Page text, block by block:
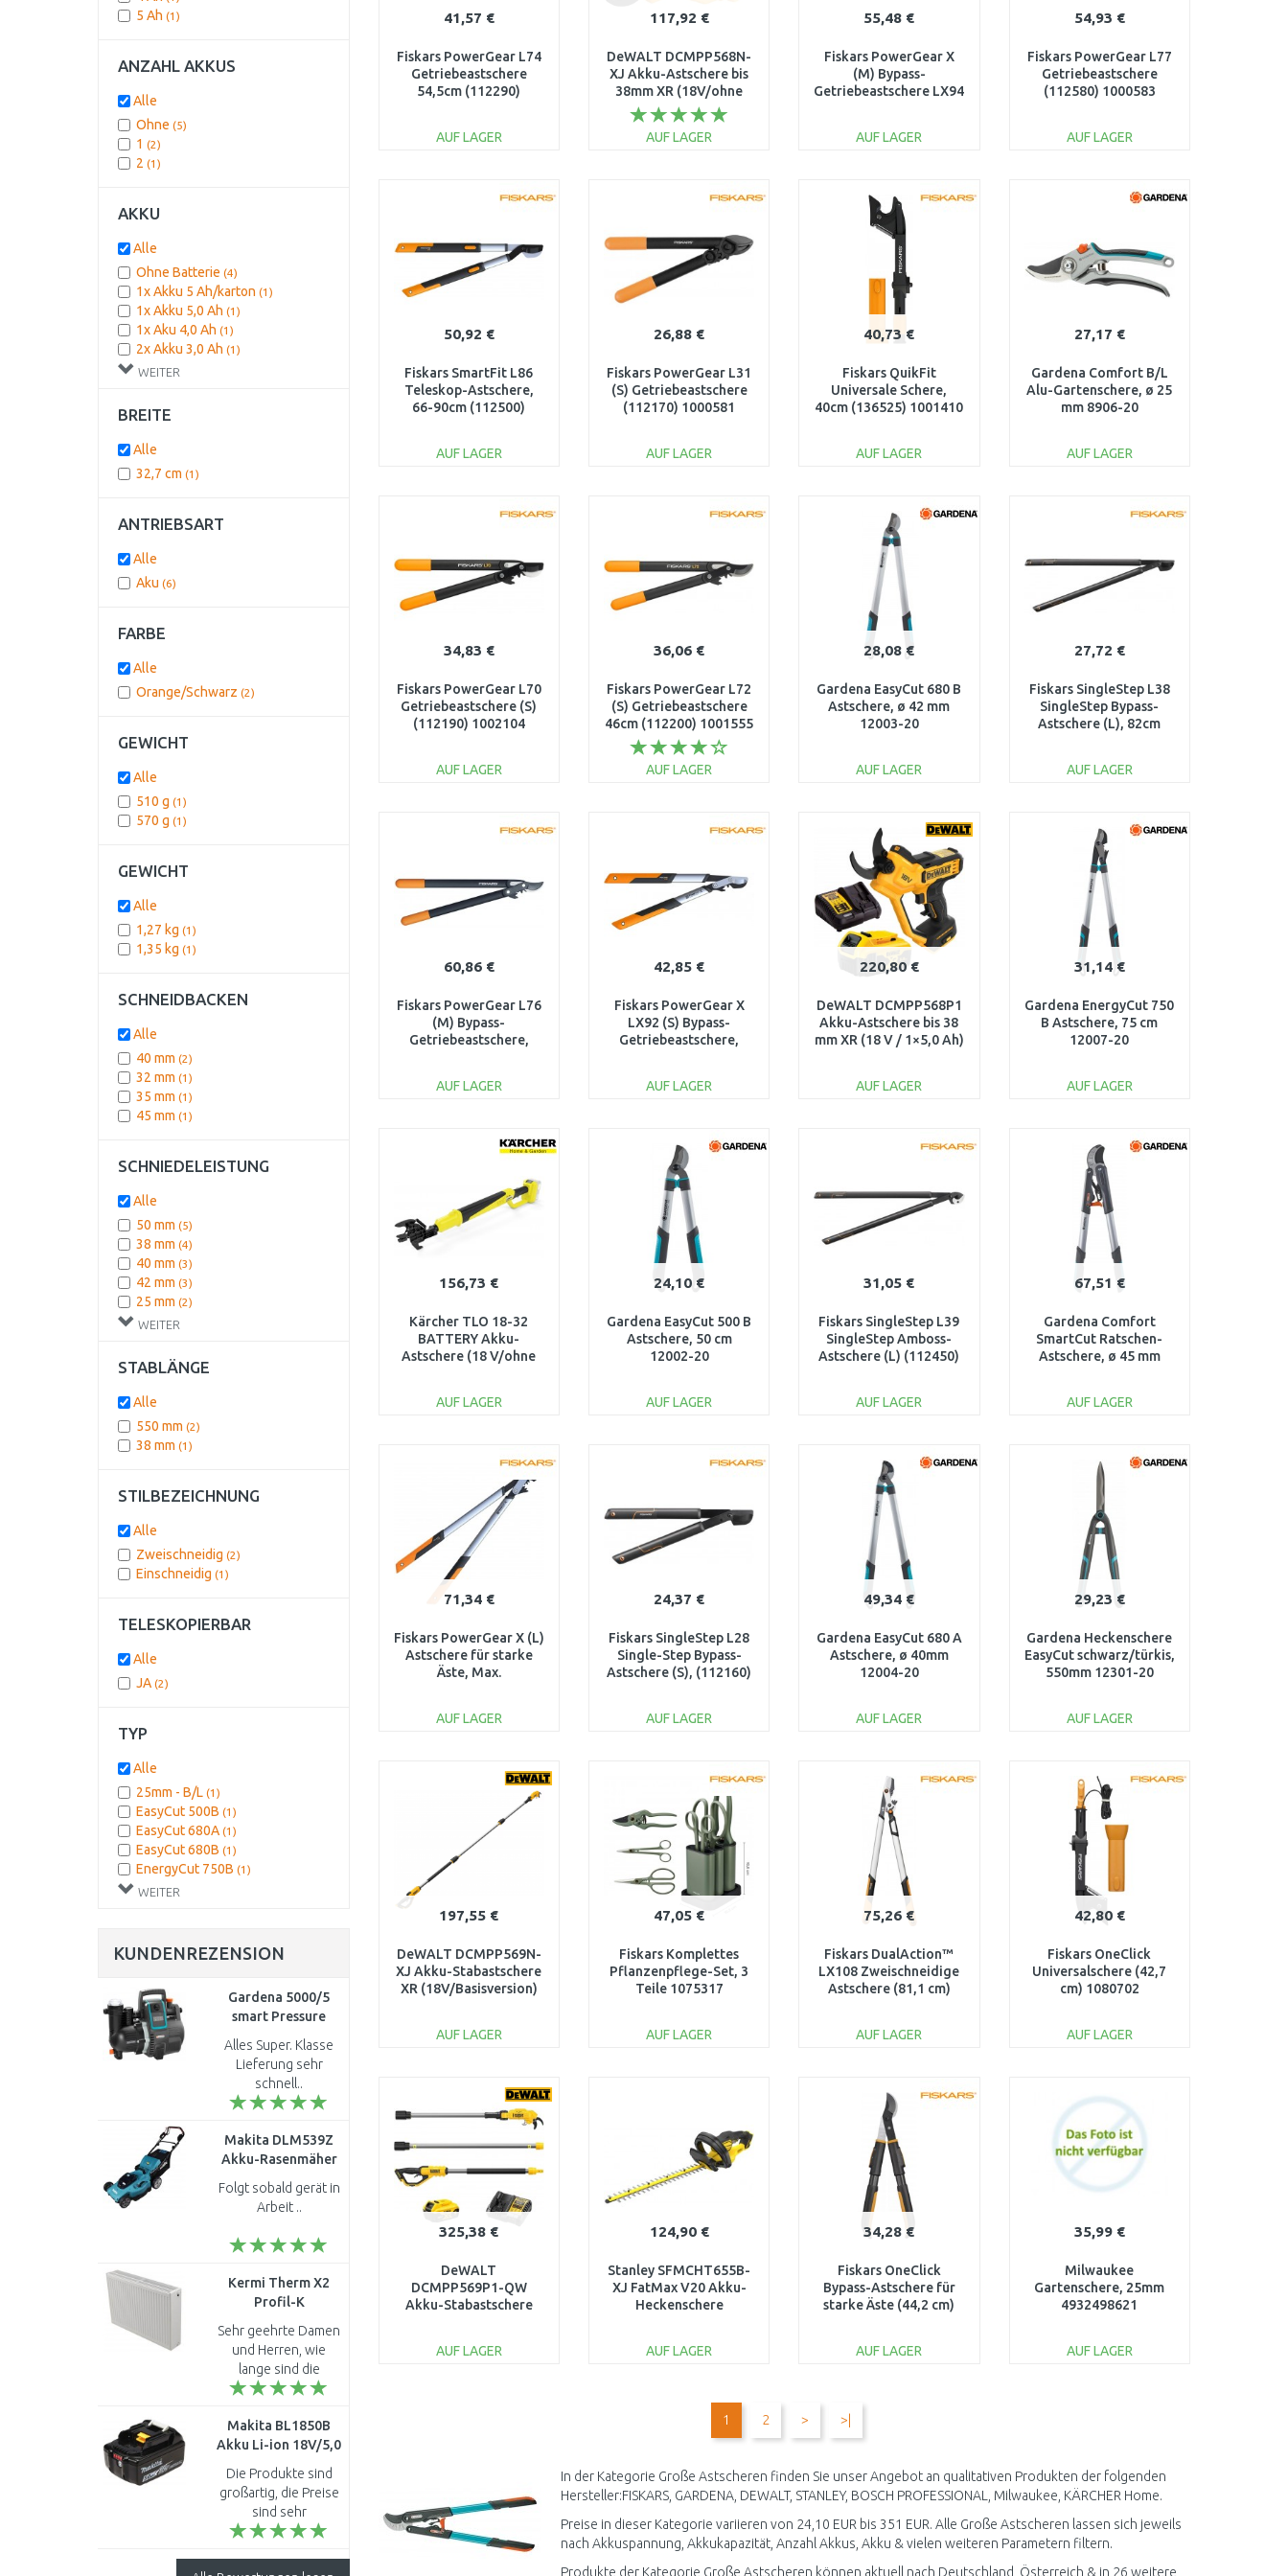
41,57 €
Fiskars PowerGear L74
Getriebeastschere
54,5cm (112290)
AUF LAGER
117,92 €
DeWALT DCMPP568N-
XJ Akku-Astschere bis
38mm XR (18V/ohne
Akku)
AUF LAGER
55,48 €
Fiskars PowerGear X
(M) Bypass-
Getriebeastschere LX94
AUF LAGER
Vergleichen
54,93 €
Fiskars PowerGear L77
Getriebeastschere
(112580) 1000583
AUF LAGER
50,92 €
Fiskars SmartFit L86
Teleskop-Astschere,
66-90cm (112500)
AUF LAGER
26,88 €
Fiskars PowerGear L31
(S) Getriebeastschere
(112170) 1000581
AUF LAGER
40,73 €
Fiskars QuikFit
Universale Schere,
40cm (136525) 1001410
AUF LAGER
Vergleichen
27,17 €
Gardena Comfort B/L
Alu-Gartenschere, ø 25
mm 8906-20
AUF LAGER
34,83 €
Fiskars PowerGear L70
Getriebeastschere (S)
(112190) 1002104
AUF LAGER
36,06 €
Fiskars PowerGear L72
(S) Getriebeastschere
46cm (112200) 1001555
AUF LAGER
28,08 €
Gardena EasyCut 680 B
Astschere, ø 42 mm
12003-20
AUF LAGER
Vergleichen
27,72 €
Fiskars SingleStep L38
SingleStep Bypass-
Astschere (L), 82cm
AUF LAGER
Vergleichen
60,86 €
Fiskars PowerGear L76
(M) Bypass-
Getriebeastschere,
AUF LAGER
42,85 €
Fiskars PowerGear X
LX92 (S) Bypass-
Getriebeastschere,
AUF LAGER
Vergleichen
220,80 €
DeWALT DCMPP568P1
Akku-Astschere bis 38
mm XR (18 V / 1×5,0 Ah)
AUF LAGER
31,14 €
Gardena EnergyCut 750
B Astschere, 75 cm
12007-20
AUF LAGER
Vergleichen
156,73 €
Kärcher TLO 18-32
BATTERY Akku-
Astschere (18 V/ohne
AUF LAGER
Vergleichen
24,10 €
Gardena EasyCut 500 B
Astschere, 50 cm
12002-20
AUF LAGER
31,05 €
Fiskars SingleStep L39
SingleStep Amboss-
Astschere (L) (112450)
AUF LAGER
Vergleichen
67,51 €
Gardena Comfort
SmartCut Ratschen-
Astschere, ø 45 mm
AUF LAGER
Vergleichen
71,34 €
Fiskars PowerGear X (L)
Astschere für starke
Äste, Max.
AUF LAGER
24,37 €
Fiskars SingleStep L28
Single-Step Bypass-
Astschere (S), (112160)
AUF LAGER
Vergleichen
49,34 €
Gardena EasyCut 680 A
Astschere, ø 40mm
12004-20
AUF LAGER
Vergleichen
29,23 €
Gardena Heckenschere
EasyCut schwarz/türkis,
550mm 12301-20
AUF LAGER
Vergleichen
197,55 €
DeWALT DCMPP569N-
XJ Akku-Stabastschere
XR (18V/Basisversion)
AUF LAGER
Vergleichen
47,05 €
Fiskars Komplettes
Pflanzenpflege-Set, 3
Teile 1075317
AUF LAGER
75,26 €
Fiskars DualAction™
LX108 Zweischneidige
Astschere (81,1 cm)
AUF LAGER
Vergleichen
42,80 €
Fiskars OneClick
Universalschere (42,7
cm) 1080702
AUF LAGER
Vergleichen
325,38 €
DeWALT
DCMPP569P1-QW
Akku-Stabastschere
AUF LAGER
124,90 €
Stanley SFMCHT655B-
XJ FatMax V20 Akku-
Heckenschere
AUF LAGER
34,28 €
Fiskars OneClick
Bypass-Astschere für
starke Äste (44,2 cm)
AUF LAGER
35,99 €
Milwaukee
Gartenschere, 25mm
4932498621
AUF LAGER
1 2 > >|
In der Kategorie Große Astscheren finden Sie unser Angebot an qualitativen Produkten der folgenden
Hersteller:FISKARS, GARDENA, DEWALT, STANLEY, BOSCH PROFESSIONAL, Milwaukee, KÄRCHER Home.
Preise in dieser Kategorie variieren von 24,10 EUR bis 351 EUR. Alle Große Astscheren lassen sich jeweils
nach Akkuspannung, Akkukapazität, Anzahl Akkus, Akku & vielen weiteren Parametern filtern.
Produkte der Kategorie Große Astscheren können aktuell nach Deutschland, Österreich & in 26 weitere
5 Ah (1)
ANZAHL AKKUS
Alle
Ohne (5)
1 (2)
2 (1)
AKKU
WEITER
Alle
Ohne Batterie (4)
1x Akku 5 Ah/karton (1)
1x Akku 5,0 Ah (1)
1x Aku 4,0 Ah (1)
2x Akku 3,0 Ah (1)
Ohne Akku / karton
BREITE
Alle
32,7 cm (1)
ANTRIEBSART
Alle
Aku (6)
FARBE
Alle
Orange/Schwarz (2)
GEWICHT
Alle
510 g (1)
570 g (1)
GEWICHT
Alle
1,27 kg (1)
1,35 kg (1)
SCHNEIDBACKEN
Alle
40 mm (2)
32 mm (1)
35 mm (1)
45 mm (1)
SCHNIEDELEISTUNG
WEITER
Alle
50 mm (5)
38 mm (4)
40 mm (3)
42 mm (3)
25 mm (2)
30 mm(2)
35 mm (1)
45 mm
55 mm
STABLÄNGE
Alle
550 mm (2)
38 mm (1)
STILBEZEICHNUNG
Alle
Zweischneidig (2)
Einschneidig (1)
TELESKOPIERBAR
Alle
JA (2)
TYP
WEITER
Alle
25mm - B/L (1)
EasyCut 500B (1)
EasyCut 680A (1)
EasyCut 680B (1)
EnergyCut 750B (1)
SmartCut Comfort
KUNDENREZENSION
Gardena 5000/5
smart Pressure
Hauswasserautomat
19080-20
Alles Super. Klasse
Lieferung sehr
schnell..
Makita DLM539Z
Akku-Rasenmäher
530 mm Li-ion LXT
2x18V ohne akku
Folgt sobald gerät in
Arbeit ..
Kermi Therm X2
Profil-K
Kompaktheizkörperr
33 600 / 1600
FK0330616
Sehr geehrte Damen
und Herren, wie
lange sind die
Lieferzeiten für
Heizkörper? Buderus
Heizkörper
Flachheizkörper C-
Profil Typ 33..
Makita BL1850B
Akku Li-ion 18V/5,0
Ah 197280-8
Die Produkte sind
großartig, die Preise
sind sehr
erschwinglich und